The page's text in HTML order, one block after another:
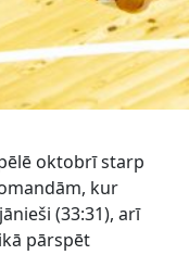
oktobrī starp
kur
(33:31), arī
pārspēt